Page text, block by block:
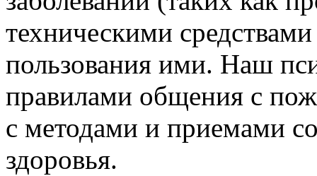
техническими
пользования ими. Наш
правилами общения с
с методами и приемами
здоровья.